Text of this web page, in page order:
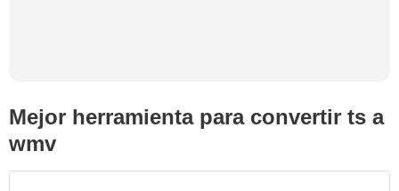
Mejor herramienta para convertir ts a
wmv